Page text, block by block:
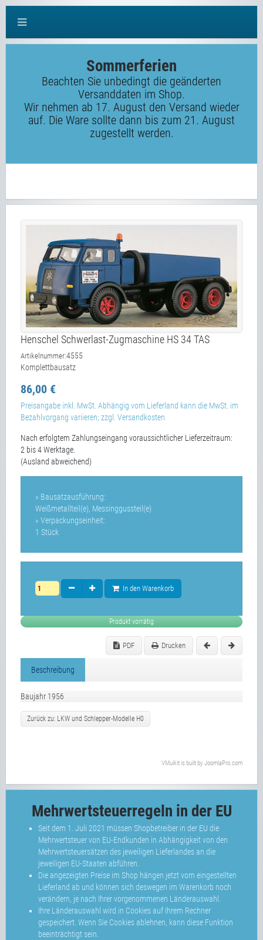
Sommerferien
Beachten Sie unbedingt die geänderten
Versanddaten im Shop.
Wir nehmen ab 17. August den Versand wieder
auf. Die Ware sollte dann bis zum 21. August
zugestellt werden.
Henschel Schwerlast-Zugmaschine HS 34 TAS
Artikelnummer:4555
Komplettbausatz
86,00 €
Preisangabe inkl. MwSt. Abhängig vom Lieferland kann die MwSt. im
Bezahlvorgang variieren; zzgl. Versandkosten
Nach erfolgtem Zahlungseingang voraussichtlicher Lieferzeitraum:
2 bis 4 Werktage.
(Ausland abweichend)
» Bausatzausführung:
Weißmetallteil(e), Messinggussteil(e)
» Verpackungseinheit:
1 Stück
In den Warenkorb
Produkt vorrätig
PDF Drucken
Beschreibung
Baujahr 1956
Zurück zu: LKW und Schlepper-Modelle H0
VMuikit is built by JoomlaPro.com
Mehrwertsteuerregeln in der EU
Seit dem 1. Juli 2021 müssen Shopbetreiber in der EU die
Mehrwertsteuer von EU-Endkunden in Abhängigkeit von den
Mehrwertsteuersätzen des jeweiligen Lieferlandes an die
jeweiligen EU-Staaten abführen.
Die angezeigten Preise im Shop hängen jetzt vom eingestellten
Lieferland ab und können sich deswegen im Warenkorb noch
verändern, je nach Ihrer vorgenommenen Länderauswahl.
Ihre Länderauswahl wird in Cookies auf Ihrem Rechner
gespeichert. Wenn Sie Cookies ablehnen, kann diese Funktion
beeinträchtigt sein.